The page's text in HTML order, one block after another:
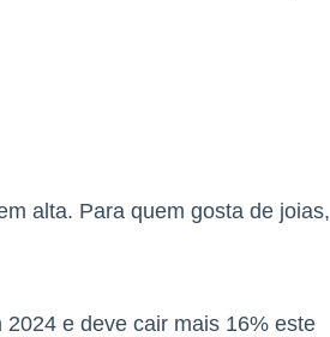
alta. Para quem gosta de joias,
e deve cair mais 16% este